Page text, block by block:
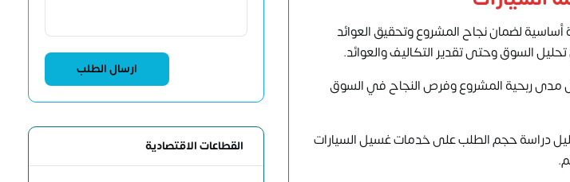
لضمان نجاح المشروع وتحقيق العوائد
السوق وحتى تقدير التكاليف والعوائد.
مدى ربحية المشروع وفرص النجاح في السوق
دراسة حجم الطلب على خدمات غسيل السيارات
القطاعات الاقتصادية